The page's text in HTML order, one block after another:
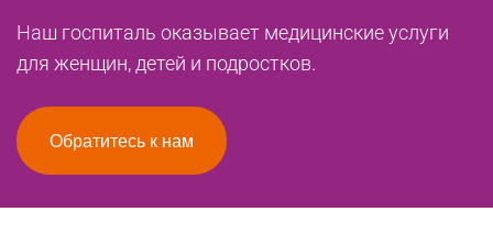
Наш госпиталь оказывает медицинские услуги
для женщин, детей и подростков.
Обратитесь к нам